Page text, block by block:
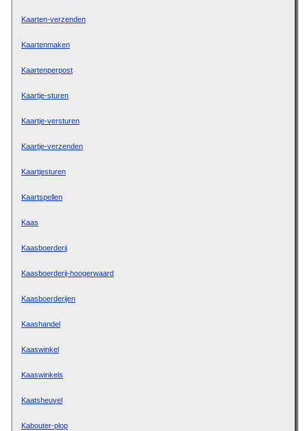
Kaarten-verzenden
Kaartenmaken
Kaartenperpost
Kaartje-sturen
Kaartje-versturen
Kaartje-verzenden
Kaartjesturen
Kaartspellen
Kaas
Kaasboerderij
Kaasboerderij-hoogerwaard
Kaasboerderijen
Kaashandel
Kaaswinkel
Kaaswinkels
Kaatsheuvel
Kabouter-plop